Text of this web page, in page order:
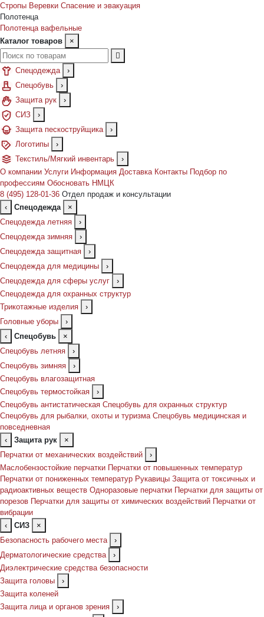
Стропы Веревки Спасение и эвакуация
Полотенца
Полотенца вафельные
Каталог товаров
×
Спецодежда
›
Спецобувь
›
Защита рук
›
СИЗ
›
Защита пескоструйщика
›
Логотипы
›
Текстиль/Мягкий инвентарь
›
О компании Услуги Информация Доставка Контакты Подбор по
профессиям Обосновать НМЦК
8 (495) 128-01-36 Отдел продаж и консультации
‹
Спецодежда
×
Спецодежда летняя
›
Спецодежда зимняя
›
Спецодежда защитная
›
Спецодежда для медицины
›
Спецодежда для сферы услуг
›
Спецодежда для охранных структур
Трикотажные изделия
›
Головные уборы
›
‹
Спецобувь
×
Спецобувь летняя
›
Спецобувь зимняя
›
Спецобувь влагозащитная
Спецобувь термостойкая
›
Спецобувь антистатическая Спецобувь для охранных структур
Спецобувь для рыбалки, охоты и туризма Спецобувь медицинская и
повседневная
‹
Защита рук
×
Перчатки от механических воздействий
›
Маслобензостойкие перчатки Перчатки от повышенных температур
Перчатки от пониженных температур Рукавицы Защита от токсичных и
радиоактивных веществ Одноразовые перчатки Перчатки для защиты от
порезов Перчатки для защиты от химических воздействий Перчатки от
вибрации
‹
СИЗ
×
Безопасность рабочего места
›
Дерматологические средства
›
Диэлектрические средства безопасности
Защита головы
›
Защита коленей
Защита лица и органов зрения
›